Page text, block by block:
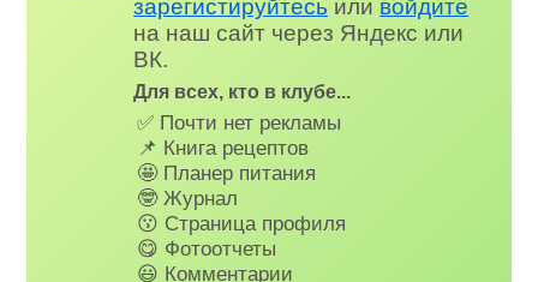
зарегистируйтесь или войдите
на наш сайт через Яндекс или
ВК.
Для всех, кто в клубе...
✅ Почти нет рекламы
📌 Книга рецептов
🤩 Планер питания
🤓 Журнал
😗 Страница профиля
😋 Фотоотчеты
😃 Комментарии